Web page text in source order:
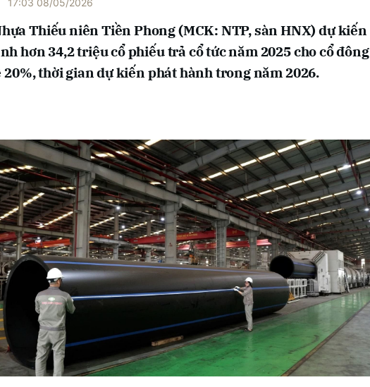
17:03 08/05/2026
Thiếu niên Tiền Phong (MCK: NTP, sàn HNX) dự kiến
hơn 34,2 triệu cổ phiếu trả cổ tức năm 2025 cho cổ đông
20%, thời gian dự kiến phát hành trong năm 2026.